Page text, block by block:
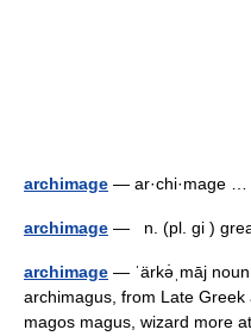
archimage — ar·chi·mage …
archimage — n. (pl. gi )
archimage — ˈärkə̇ˌmāj
archimagus, from Late
magos magus, wizard more